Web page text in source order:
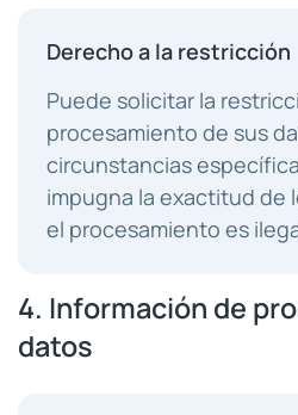
Derecho a la restricción
Puede solicitar la
procesamiento de sus
circunstancias
impugna la exactitud de
el procesamiento es
4. Información de
datos